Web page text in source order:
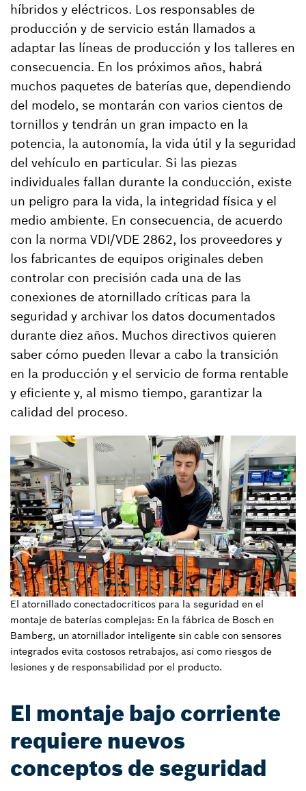
híbridos y eléctricos. Los responsables de
producción y de servicio están llamados a
adaptar las líneas de producción y los talleres en
consecuencia. En los próximos años, habrá
muchos paquetes de baterías que, dependiendo
del modelo, se montarán con varios cientos de
tornillos y tendrán un gran impacto en la
potencia, la autonomía, la vida útil y la seguridad
del vehículo en particular. Si las piezas
individuales fallan durante la conducción, existe
un peligro para la vida, la integridad física y el
medio ambiente. En consecuencia, de acuerdo
con la norma VDI/VDE 2862, los proveedores y
los fabricantes de equipos originales deben
controlar con precisión cada una de las
conexiones de atornillado críticas para la
seguridad y archivar los datos documentados
durante diez años. Muchos directivos quieren
saber cómo pueden llevar a cabo la transición
en la producción y el servicio de forma rentable
y eficiente y, al mismo tiempo, garantizar la
calidad del proceso.
El atornillado conectadocríticos para la seguridad en el
montaje de baterías complejas: En la fábrica de Bosch en
Bamberg, un atornillador inteligente sin cable con sensores
integrados evita costosos retrabajos, así como riesgos de
lesiones y de responsabilidad por el producto.
El montaje bajo corriente
requiere nuevos
conceptos de seguridad